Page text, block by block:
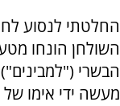
החלטתי לנסוע
השולחן הונחו
הבשרי
מעשה ידי אימו